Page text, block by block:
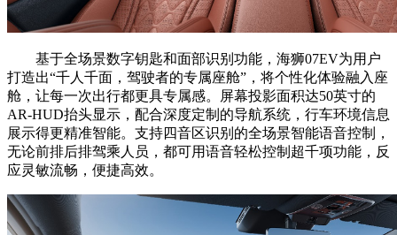
基于全场景数字钥匙和面部识别功能，海狮07EV为用户
打造出“千人千面，驾驶者的专属座舱”，将个性化体验融入座
舱，让每一次出行都更具专属感。屏幕投影面积达50英寸的
AR-HUD抬头显示，配合深度定制的导航系统，行车环境信息
展示得更精准智能。支持四音区识别的全场景智能语音控制，
无论前排后排驾乘人员，都可用语音轻松控制超千项功能，反
应灵敏流畅，便捷高效。